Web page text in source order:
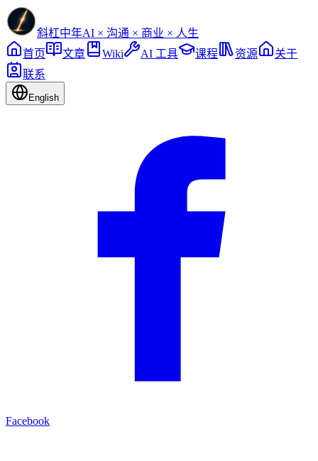
斜杠中年AI × 沟通 × 商业 × 人生
首页
文章 Wiki AI 工具 课程 资源
关于
联系
English
Facebook